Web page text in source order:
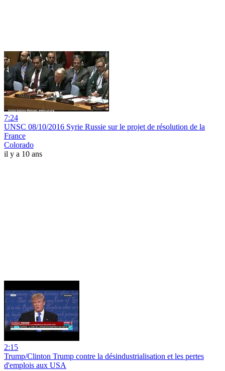
7:24
UNSC 08/10/2016 Syrie Russie sur le projet de résolution de la
France
Colorado
il y a 10 ans
2:15
Trump/Clinton Trump contre la désindustrialisation et les pertes
d'emplois aux USA